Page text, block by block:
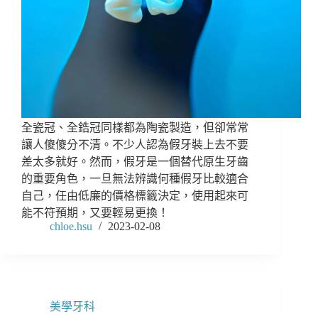
全瓷冠、全鋯冠同樣都為陶瓷製造，但卻常常
讓人傻傻分不清。不少人認為假牙裝上去不要
差太多就好。然而，假牙是一個替代原生牙齒
的重要角色，一旦無法辨識何種假牙比較適合
自己，任由低廉的價格標籤決定，使用起來可
能不符預期，又要輕易更換！
chloe.hsu
2023-02-08
美學牙科